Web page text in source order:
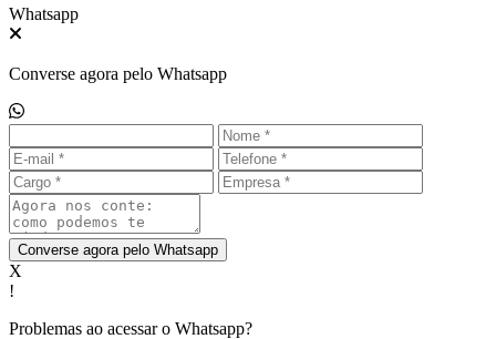
Whatsapp
Converse agora pelo Whatsapp
Converse agora pelo Whatsapp
X
!
Problemas ao acessar o Whatsapp?